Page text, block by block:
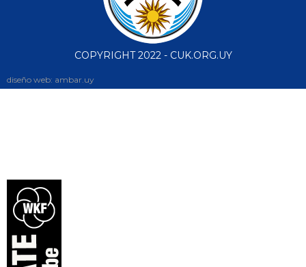
COPYRIGHT 2022 - CUK.ORG.UY
diseño web: ambar.uy